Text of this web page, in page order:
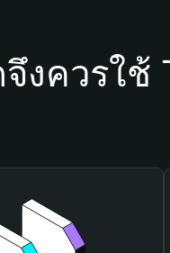
งควรใช้